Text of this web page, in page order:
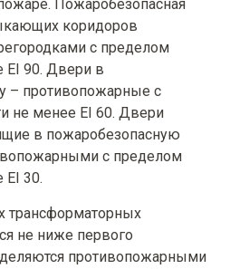
Пожаробезопасная
коридоров
с пределом
EI 90. Двери в
– противопожарные с
не менее EI 60. Двери
в пожаробезопасную
с пределом
EI 30.
трансформаторных
не ниже первого
противопожарными